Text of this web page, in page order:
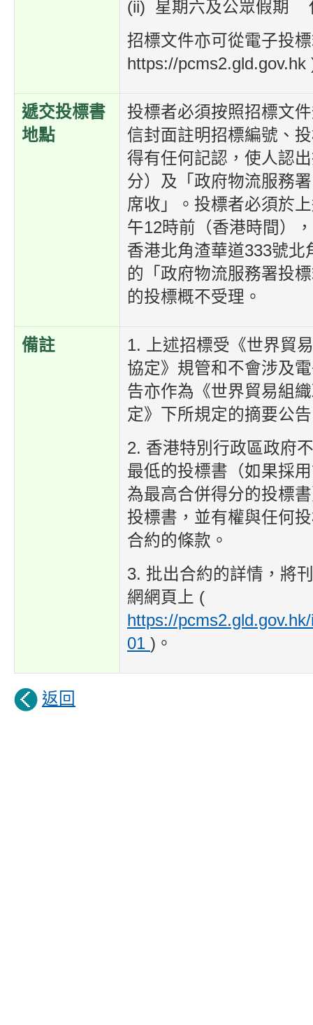
(ii) 星期六及公眾假期
招標文件亦可從電子投
https://pcms2.gld.gov.hk
遞交投標書
地點
投標者必須按照招標文
信封面註明招標編號、
得有任何記認，使人認
分）及「政府物流服務
席收」。投標者必須於
午12時前（香港時間）
香港北角渣華道333號北
的「政府物流服務署投
的投標概不受理。
備註
1. 上述招標受《世界貿
協定》規管和不會涉及
告亦作為《世界貿易組
定》下所規定的摘要公
2. 香港特別行政區政府
最低的投標書（如果採
為最高合併得分的投標
投標書，並有權與任何
合約的條款。
3. 批出合約的詳情，將
網網頁上 (
https://
01 )。
返回